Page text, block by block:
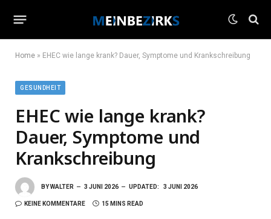
Home » EHEC wie lange krank? Dauer, Symptome und Krankschreibung
GESUNDHEIT
EHEC wie lange krank?
Dauer, Symptome und
Krankschreibung
BYWALTER 3 JUNI 2026 UPDATED: 3 JUNI 2026
KEINE KOMMENTARE 15 MINS READ